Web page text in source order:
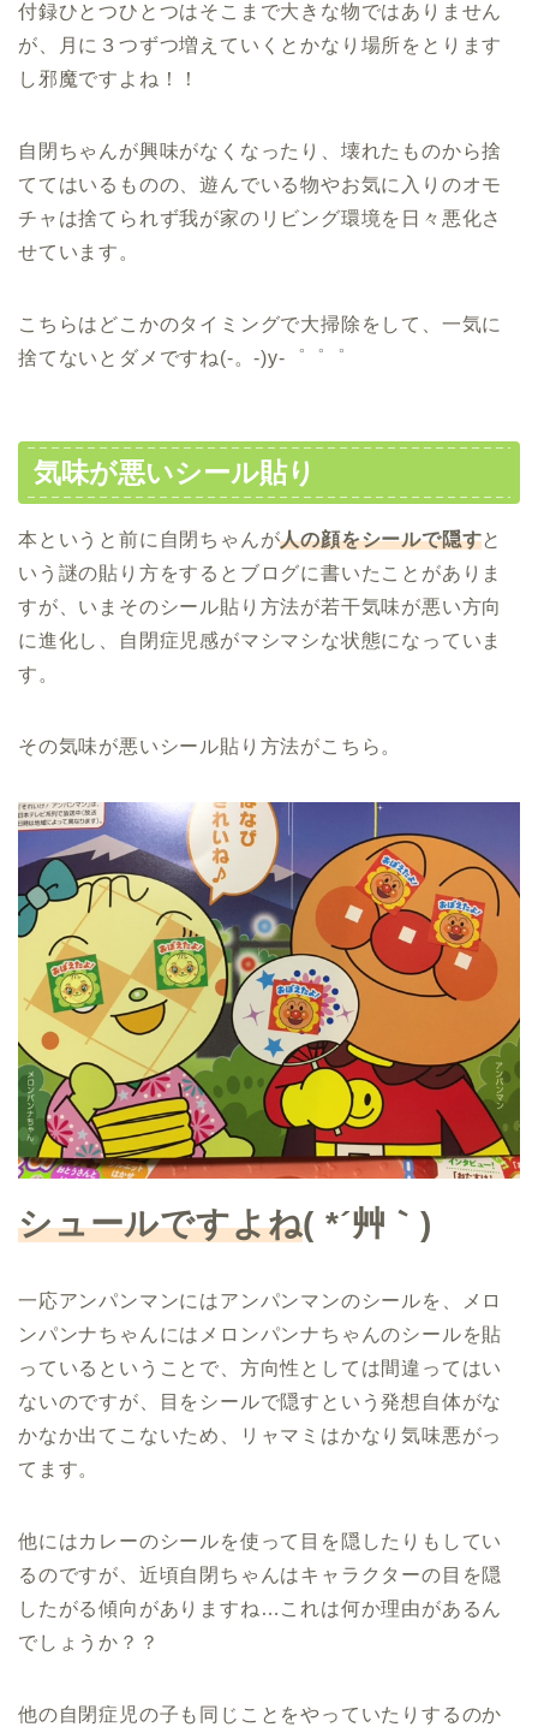
付録ひとつひとつはそこまで大きな物ではありません
が、月に３つずつ増えていくとかなり場所をとります
し邪魔ですよね！！
自閉ちゃんが興味がなくなったり、壊れたものから捨
ててはいるものの、遊んでいる物やお気に入りのオモ
チャは捨てられず我が家のリビング環境を日々悪化さ
せています。
こちらはどこかのタイミングで大掃除をして、一気に
捨てないとダメですね(-。-)y-゜゜゜
気味が悪いシール貼り
本というと前に自閉ちゃんが人の顔をシールで隠すと
いう謎の貼り方をするとブログに書いたことがありま
すが、いまそのシール貼り方法が若干気味が悪い方向
に進化し、自閉症児感がマシマシな状態になっていま
す。
その気味が悪いシール貼り方法がこちら。
シュールですよね( *´艸｀)
一応アンパンマンにはアンパンマンのシールを、メロ
ンパンナちゃんにはメロンパンナちゃんのシールを貼
っているということで、方向性としては間違ってはい
ないのですが、目をシールで隠すという発想自体がな
かなか出てこないため、リャマミはかなり気味悪がっ
てます。
他にはカレーのシールを使って目を隠したりもしてい
るのですが、近頃自閉ちゃんはキャラクターの目を隠
したがる傾向がありますね…これは何か理由があるん
でしょうか？？
他の自閉症児の子も同じことをやっていたりするのか